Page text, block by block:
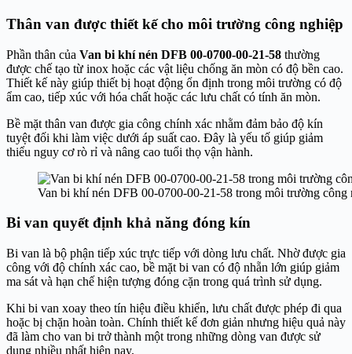
Thân van được thiết kế cho môi trường công nghiệp
Phần thân của Van bi khí nén DFB 00-0700-00-21-58 thường
được chế tạo từ inox hoặc các vật liệu chống ăn mòn có độ bền cao.
Thiết kế này giúp thiết bị hoạt động ổn định trong môi trường có độ
ẩm cao, tiếp xúc với hóa chất hoặc các lưu chất có tính ăn mòn.
Bề mặt thân van được gia công chính xác nhằm đảm bảo độ kín
tuyệt đối khi làm việc dưới áp suất cao. Đây là yếu tố giúp giảm
thiểu nguy cơ rò rỉ và nâng cao tuổi thọ vận hành.
Van bi khí nén DFB 00-0700-00-21-58 trong môi trường công
Bi van quyết định khả năng đóng kín
Bi van là bộ phận tiếp xúc trực tiếp với dòng lưu chất. Nhờ được gia
công với độ chính xác cao, bề mặt bi van có độ nhẵn lớn giúp giảm
ma sát và hạn chế hiện tượng đóng cặn trong quá trình sử dụng.
Khi bi van xoay theo tín hiệu điều khiển, lưu chất được phép đi qua
hoặc bị chặn hoàn toàn. Chính thiết kế đơn giản nhưng hiệu quả này
đã làm cho van bi trở thành một trong những dòng van được sử
dụng nhiều nhất hiện nay.